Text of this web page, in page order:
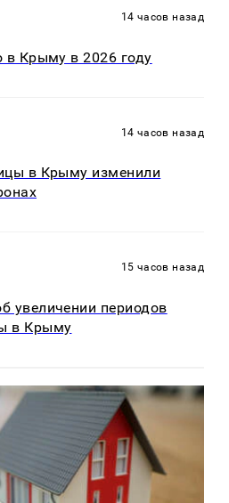
14 часов назад
в Крыму в 2026 году
14 часов назад
в Крыму изменили
15 часов назад
увеличении периодов
в Крыму